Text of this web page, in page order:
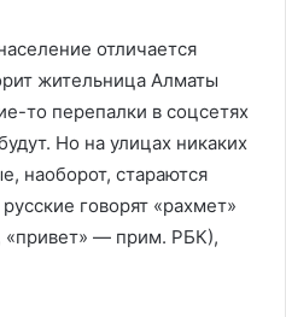
отличается
жительница Алматы
то перепалки в соцсетях
Но на улицах никаких
наоборот, стараются
говорят «рахмет»
«привет» — прим. РБК),